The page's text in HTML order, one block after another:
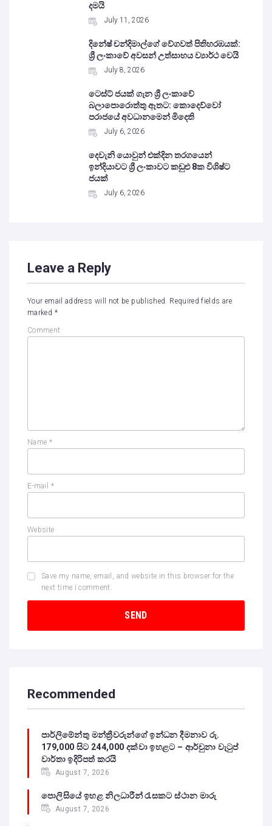
දමයි
July 11, 2026
දිනේෂ් චන්දිමාල්ගේ වේගවත් පිතිහරඹයක්:
ශ්‍රී ලංකාවේ අවසන් උත්සාහය ව්‍යාර්ථ වෙයි
July 8, 2026
ටෙස්ට් ජයක් ගැන ශ්‍රී ලංකාවේ
බලාපොරොත්තු ඈතට: කොදෙව්වෝ
පරාජයේ අවධානමෙන් මිදෙති
July 6, 2026
දෙවැනි යොවුන් එක්දින තරගයෙන්
ඉන්දියාවට ශ්‍රී ලංකාවට කඩුළු 8ක විශිෂ්ට
ජයක්
July 6, 2026
Leave a Reply
Your email address will not be published. Required fields are
marked *
Comment
Name *
E-mail *
Website
Save my name, email, and website in this browser for the
next time I comment.
Recommended
පාර්ලිමේන්තු මන්ත්‍රීවරුන්ගේ ඉන්ධන දීමනාව රු.
179,000 සිට 244,000 දක්වා ඉහළට – ආර්චුනා වැටුප්
වාර්තා ඉදිරිපත් කරයි
August 7, 2026
පොලිසියේ ඉහළ නිලධාරීන් රැසකට ස්ථාන මාරු
August 7, 2026